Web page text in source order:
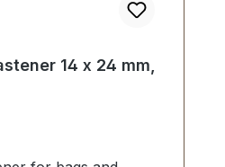
14 x 24 mm,